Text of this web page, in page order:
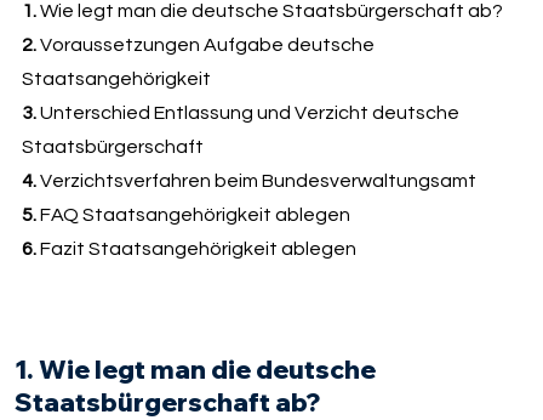
1.Wie legt man die deutsche Staatsbürgerschaft ab?
2.Voraussetzungen Aufgabe deutsche
Staatsangehörigkeit
3.Unterschied Entlassung und Verzicht deutsche
Staatsbürgerschaft
4.Verzichtsverfahren beim Bundesverwaltungsamt
5.FAQ Staatsangehörigkeit ablegen
6.Fazit Staatsangehörigkeit ablegen
1. Wie legt man die deutsche
Staatsbürgerschaft ab?